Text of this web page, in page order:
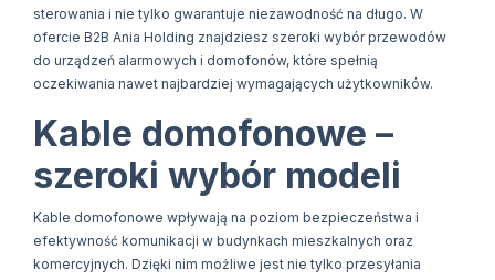
sterowania i nie tylko gwarantuje niezawodność na długo. W
ofercie B2B Ania Holding znajdziesz szeroki wybór przewodów
do urządzeń alarmowych i domofonów, które spełnią
oczekiwania nawet najbardziej wymagających użytkowników.
Kable domofonowe –
szeroki wybór modeli
Kable domofonowe wpływają na poziom bezpieczeństwa i
efektywność komunikacji w budynkach mieszkalnych oraz
komercyjnych. Dzięki nim możliwe jest nie tylko przesyłania